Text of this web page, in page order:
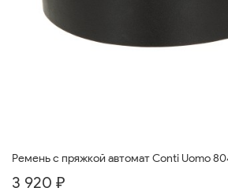
Ремень с пряжкой автомат Conti Uomo
3 920 ₽